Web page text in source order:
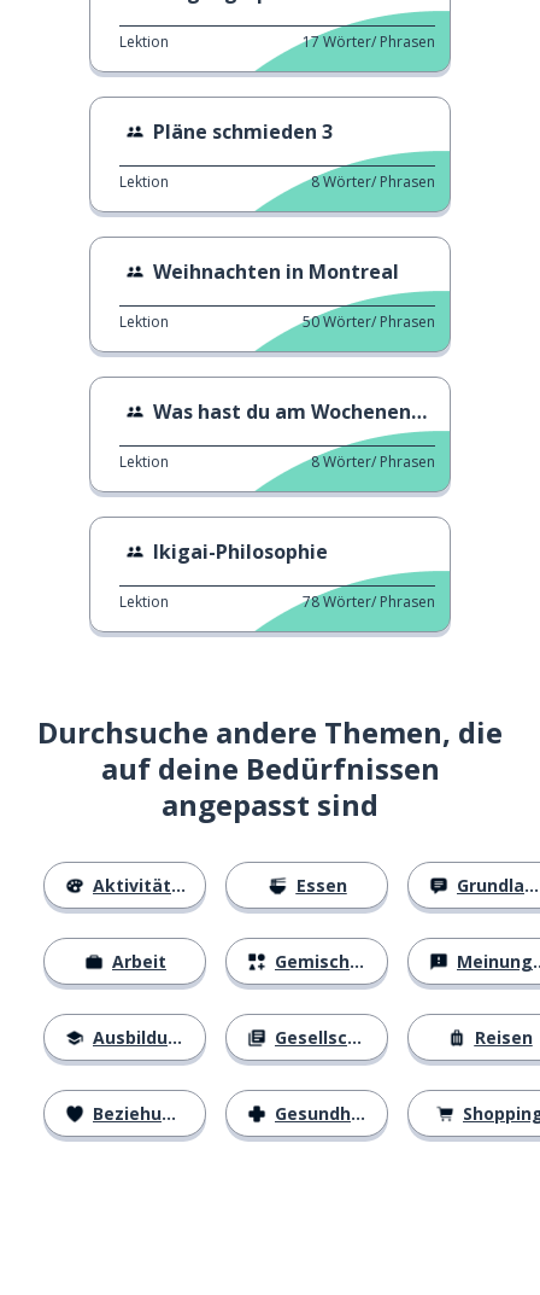
Lektion 17Wörter/ Phrasen
Pläne schmieden 3
Lektion 8Wörter/ Phrasen
Weihnachten in Montreal
Lektion 50Wörter/ Phrasen
Was hast du am Wochenende gemacht?
Lektion 8Wörter/ Phrasen
Ikigai-Philosophie
Lektion 78Wörter/ Phrasen
Durchsuche andere Themen, die
auf deine Bedürfnissen
angepasst sind
Aktivitäten
Arbeit
Ausbildung
Beziehungen
Essen
Gemischtes
Gesellschaft
Gesundheit
Grundlagen
Meinungen
Reisen